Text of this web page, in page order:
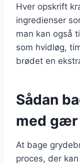
Hver opskrift
ingredienser
man kan også
som hvidløg,
brødet en
Sådan
med
At bage
proces, der